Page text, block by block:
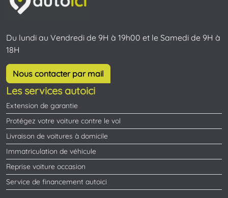
Du lundi au Vendredi de 9H à 19h00 et le Samedi de 9H à
18H
Nous contacter par mail
Les services autoici
Extension de garantie
Protégez votre voiture contre le vol
Livraison de voitures à domicile
Immatriculation de véhicule
Reprise voiture occasion
Service de financement autoici